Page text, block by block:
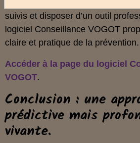
suivis et disposer d’un outil
logiciel Conseillance VOGOT
claire et pratique de la prévention.
Accéder à la page du logiciel
VOGOT.
Conclusion : une
prédictive mais
vivante.